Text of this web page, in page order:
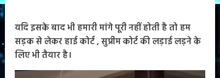
यदि इसके बाद भी हमारी मांगे पूरी नहीं होती है तो हम
सड़क से लेकर हाई कोर्ट , सुप्रीम कोर्ट की लड़ाई लड़ने के
लिए भी तैयार है।